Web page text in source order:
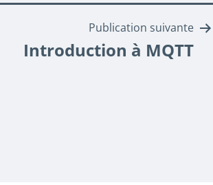
Publication suivante
Introduction à MQTT